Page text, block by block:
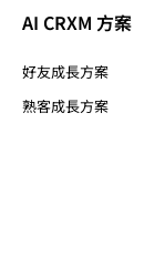
AI CRXM 方案
好友成長方案
熟客成長方案